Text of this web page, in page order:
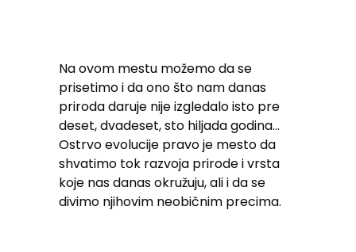
Na ovom mestu možemo da se
prisetimo i da ono što nam danas
priroda daruje nije izgledalo isto pre
deset, dvadeset, sto hiljada godina…
Ostrvo evolucije pravo je mesto da
shvatimo tok razvoja prirode i vrsta
koje nas danas okružuju, ali i da se
divimo njihovim neobičnim precima.